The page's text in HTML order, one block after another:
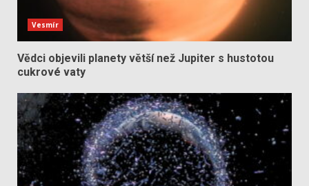
Vesmír
Vědci objevili planety větší než Jupiter s hustotou
cukrové vaty